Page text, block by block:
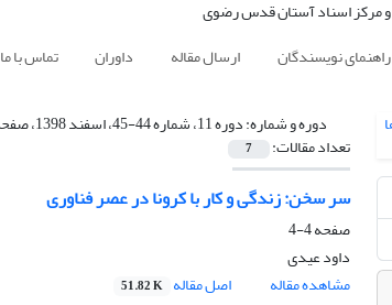
راهنمای نویسندگان ارسال مقاله داوران تماس با ما
دوره و شماره:دوره 11، شماره 44-45، اسفند 1398، صفحه 5-82
تعداد مقالات: 7
سر سخن: زندگی و کار با کرونا در عصر فناوری
صفحه4-4
داود عیدی
مشاهده مقاله
اصل مقاله 51.82 K